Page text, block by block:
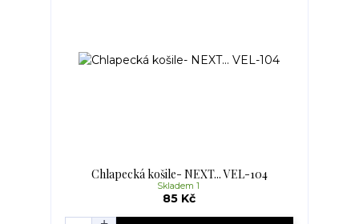
Chlapecká košile- NEXT... VEL-104
85 Kč
Skladem 1